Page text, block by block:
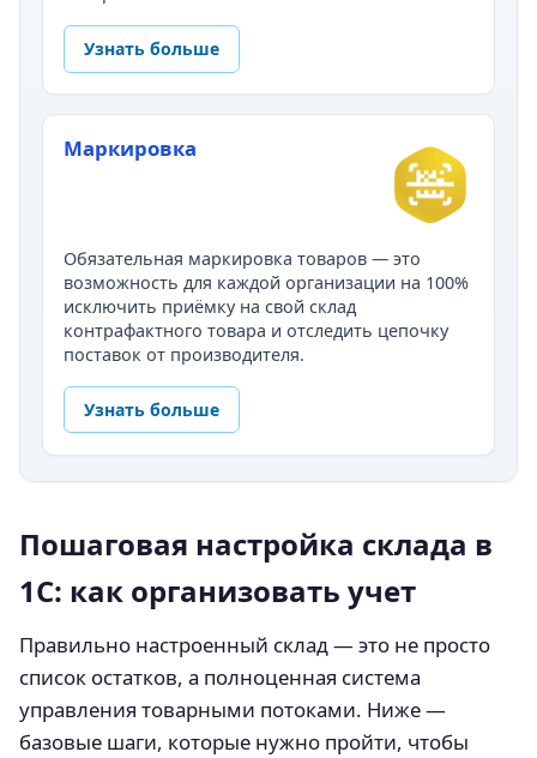
Узнать больше
Маркировка
Обязательная маркировка товаров — это
возможность для каждой организации на 100%
исключить приёмку на свой склад
контрафактного товара и отследить цепочку
поставок от производителя.
Узнать больше
Пошаговая настройка склада в
1С: как организовать учет
Правильно настроенный склад — это не просто
список остатков, а полноценная система
управления товарными потоками. Ниже —
базовые шаги, которые нужно пройти, чтобы